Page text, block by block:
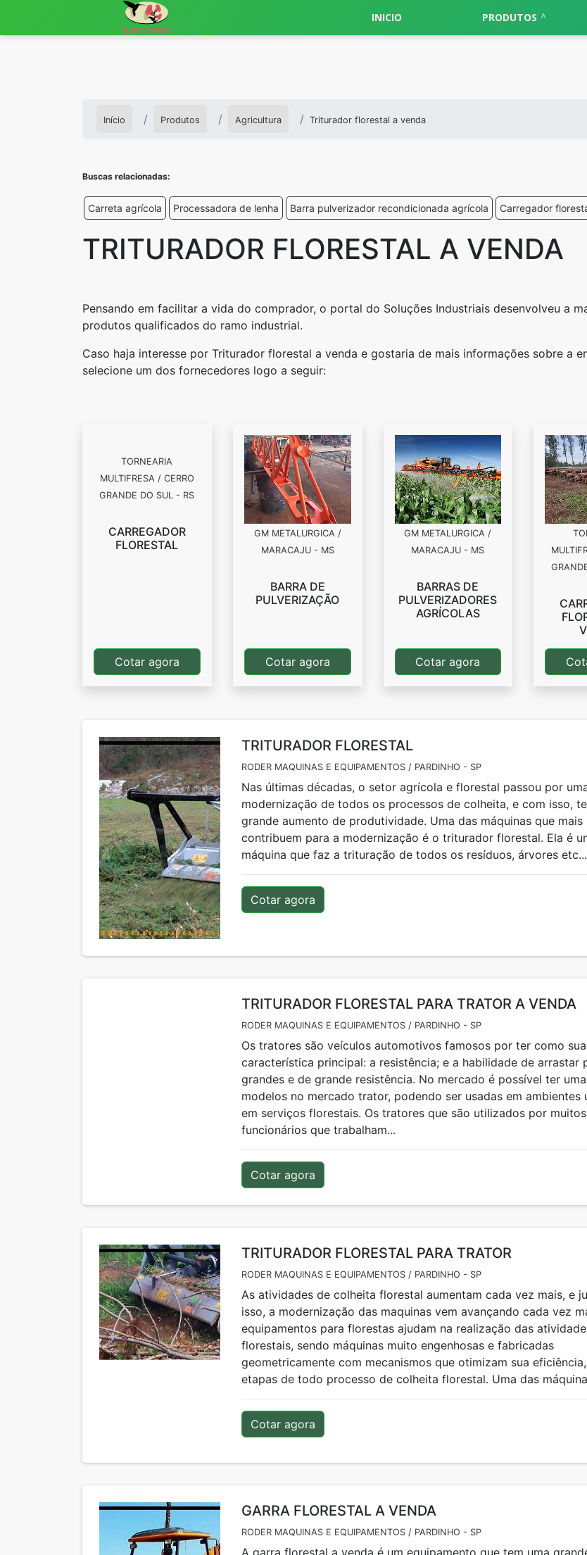
INICIO PRODUTOS
Início Produtos Agricultura Triturador florestal a venda
Buscas relacionadas:
Carreta agrícola Processadora de lenha Barra pulverizador recondicionada agrícola Carregador
TRITURADOR FLORESTAL A VENDA
Pensando em facilitar a vida do comprador, o portal do Soluções Industriais desenvolveu a
produtos qualificados do ramo industrial.
Caso haja interesse por Triturador florestal a venda e gostaria de mais informações sobre a
selecione um dos fornecedores logo a seguir:
TORNEARIA
MULTIFRESA / CERRO
Cotar agora
GM METALURGICA /
MARACAJU - MS
BARRA DE
PULVERIZAÇÃO
Cotar agora
GM METALURGICA /
MARACAJU - MS
BARRAS DE
PULVERIZADORES
AGRÍCOLAS
Cotar agora
TRITURADOR FLORESTAL
RODER MAQUINAS E EQUIPAMENTOS / PARDINHO - SP
Nas últimas décadas, o setor agrícola e florestal passou por
modernização de todos os processos de colheita, e com isso,
grande aumento de produtividade. Uma das máquinas que mais
contribuem para a modernização é o triturador florestal. Ela é
máquina que faz a trituração de todos os resíduos, árvores
Cotar agora
TRITURADOR FLORESTAL PARA TRATOR A VENDA
RODER MAQUINAS E EQUIPAMENTOS / PARDINHO - SP
Os tratores são veículos automotivos famosos por ter como sua
característica principal: a resistência; e a habilidade de arrastar
grandes e de grande resistência. No mercado é possível ter
modelos no mercado trator, podendo ser usadas em ambientes
em serviços florestais. Os tratores que são utilizados por muitos
funcionários que trabalham...
Cotar agora
TRITURADOR FLORESTAL PARA TRATOR
As atividades de colheita florestal aumentam cada vez mais, e
isso, a modernização das maquinas vem avançando cada vez
equipamentos para florestas ajudam na realização das
florestais, sendo máquinas muito engenhosas e fabricadas
geometricamente com mecanismos que otimizam sua
etapas de todo processo de colheita florestal. Uma das
Cotar agora
GARRA FLORESTAL A VENDA